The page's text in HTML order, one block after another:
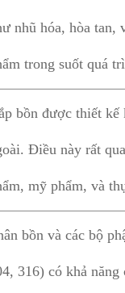
nhũ hóa, hòa tan,
trong suốt quá
bồn được thiết kế
Điều này rất
mỹ phẩm, và
bồn và các bộ
316) có khả